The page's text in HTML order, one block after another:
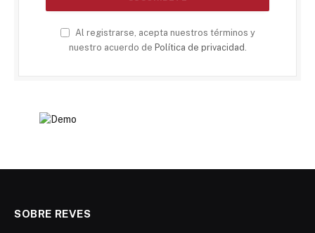
Al registrarse, acepta nuestros términos y
nuestro acuerdo de Política de privacidad .
SOBRE REVES